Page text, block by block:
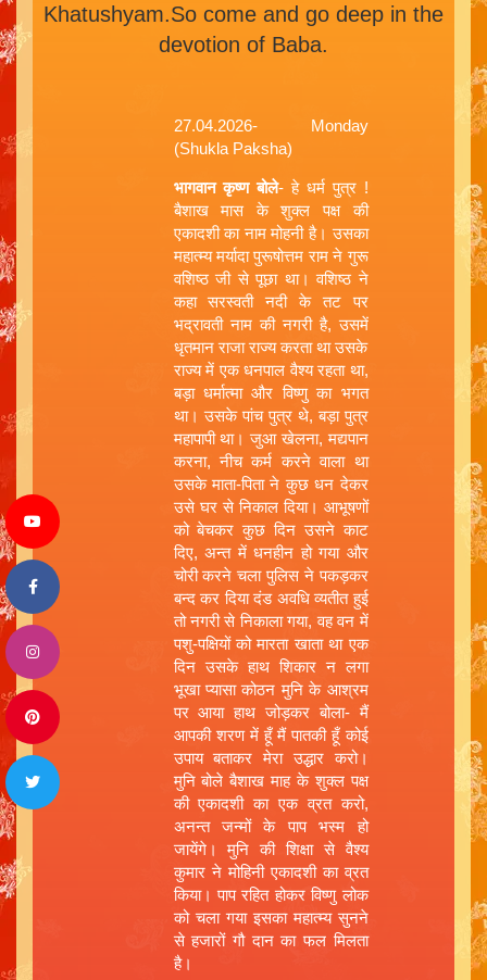
Khatushyam.So come and go deep in the
devotion of Baba.
27.04.2026- Monday
(Shukla Paksha)
भागवान कृष्ण बोले- हे धर्म पुत्र !
बैशाख मास के शुक्ल पक्ष की
एकादशी का नाम मोहनी है। उसका
महात्म्य मर्यादा पुरूषोत्तम राम ने गुरू
वशिष्ठ जी से पूछा था। वशिष्ठ ने
कहा सरस्वती नदी के तट पर
भद्रावती नाम की नगरी है, उसमें
धृतमान राजा राज्य करता था उसके
राज्य में एक धनपाल वैश्य रहता था,
बड़ा धर्मात्मा और विष्णु का भगत
था। उसके पांच पुत्र थे, बड़ा पुत्र
महापापी था। जुआ खेलना, मद्यपान
करना, नीच कर्म करने वाला था
उसके माता-पिता ने कुछ धन देकर
उसे घर से निकाल दिया। आभूषणों
को बेचकर कुछ दिन उसने काट
दिए, अन्त में धनहीन हो गया और
चोरी करने चला पुलिस ने पकड़कर
बन्द कर दिया दंड अवधि व्यतीत हुई
तो नगरी से निकाला गया, वह वन में
पशु-पक्षियों को मारता खाता था एक
दिन उसके हाथ शिकार न लगा
भूखा प्यासा कोठन मुनि के आश्रम
पर आया हाथ जोड़कर बोला- मैं
आपकी शरण में हूँ मैं पातकी हूँ कोई
उपाय बताकर मेरा उद्धार करो।
मुनि बोले बैशाख माह के शुक्ल पक्ष
की एकादशी का एक व्रत करो,
अनन्त जन्मों के पाप भस्म हो
जायेंगे। मुनि की शिक्षा से वैश्य
कुमार ने मोहिनी एकादशी का व्रत
किया। पाप रहित होकर विष्णु लोक
को चला गया इसका महात्म्य सुनने
से हजारों गौ दान का फल मिलता
है।